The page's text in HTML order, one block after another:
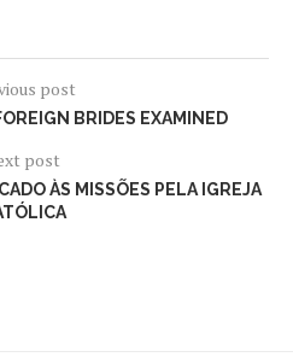
post
BRIDES EXAMINED
post
ÀS MISSÕES PELA IGREJA